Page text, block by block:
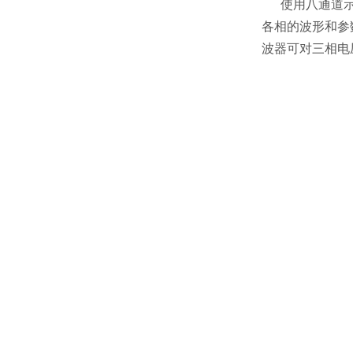
使用八通道
各相的波形和
波器可对三相